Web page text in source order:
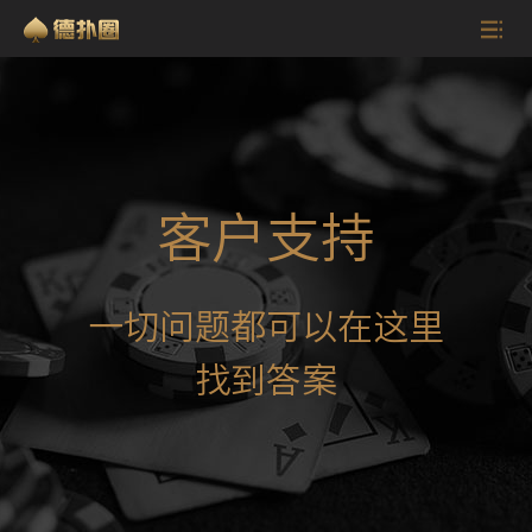
客户支持
一切问题都可以在这里
找到答案